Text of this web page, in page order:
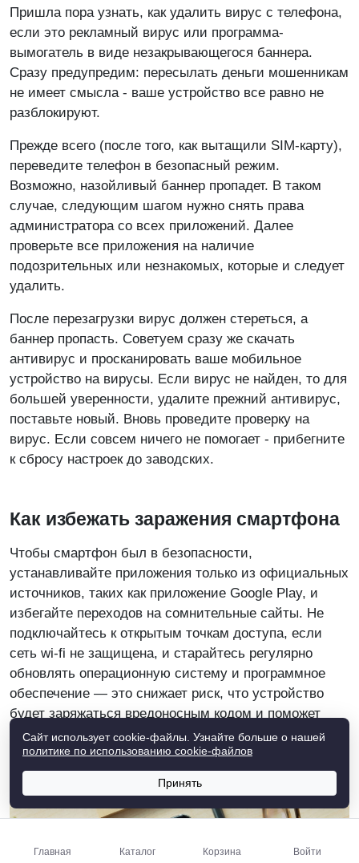
Пришла пора узнать, как удалить вирус с телефона,
если это рекламный вирус или программа-
вымогатель в виде незакрывающегося баннера.
Сразу предупредим: пересылать деньги мошенникам
не имеет смысла - ваше устройство все равно не
разблокируют.
Прежде всего (после того, как вытащили SIM-карту),
переведите телефон в безопасный режим.
Возможно, назойливый баннер пропадет. В таком
случае, следующим шагом нужно снять права
администратора со всех приложений. Далее
проверьте все приложения на наличие
подозрительных или незнакомых, которые и следует
удалить.
После перезагрузки вирус должен стереться, а
баннер пропасть. Советуем сразу же скачать
антивирус и просканировать ваше мобильное
устройство на вирусы. Если вирус не найден, то для
большей уверенности, удалите прежний антивирус,
поставьте новый. Вновь проведите проверку на
вирус. Если совсем ничего не помогает - прибегните
к сбросу настроек до заводских.
Как избежать заражения смартфона
Чтобы смартфон был в безопасности,
устанавливайте приложения только из официальных
источников, таких как приложение Google Play, и
избегайте переходов на сомнительные сайты. Не
подключайтесь к открытым точкам доступа, если
сеть wi-fi не защищена, и старайтесь регулярно
обновлять операционную систему и программное
обеспечение — это снижает риск, что устройство
будет заряжаться вредоносным кодом и поможет
защитить данные.
Сайт использует cookie-файлы. Узнайте больше о нашей
политике по использованию cookie‑файлов
Принять
Главная Каталог Корзина Войти